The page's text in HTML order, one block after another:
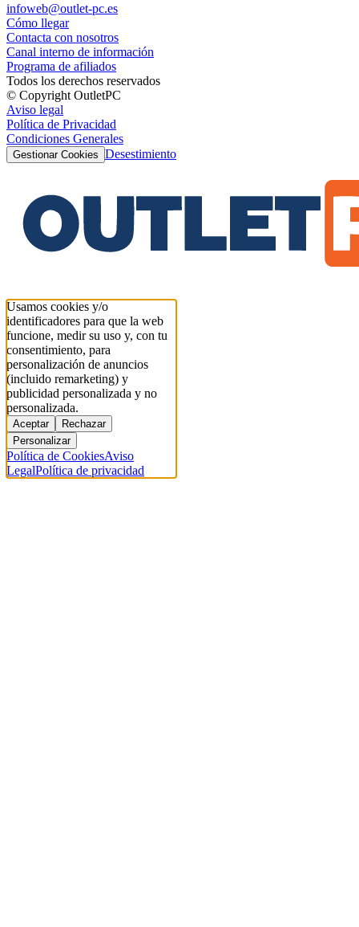
infoweb@outlet-pc.es
Cómo llegar
Contacta con nosotros
Canal interno de información
Programa de afiliados
Todos los derechos reservados
© Copyright OutletPC
Aviso legal
Política de Privacidad
Condiciones Generales
Gestionar Cookies Desestimiento
Usamos cookies y/o
identificadores para que la web
funcione, medir su uso y, con tu
consentimiento, para
personalización de anuncios
(incluido remarketing) y
publicidad personalizada y no
personalizada.
Aceptar
Rechazar
Personalizar
Política de CookiesAviso
LegalPolítica de privacidad